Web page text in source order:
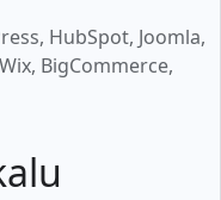
HubSpot, Joomla,
BigCommerce,